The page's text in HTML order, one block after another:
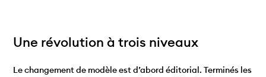
Une révolution à trois niveaux
Le changement de modèle est d’abord éditorial. Terminés les